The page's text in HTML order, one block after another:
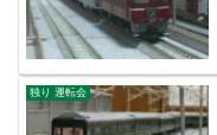
独り 運転会